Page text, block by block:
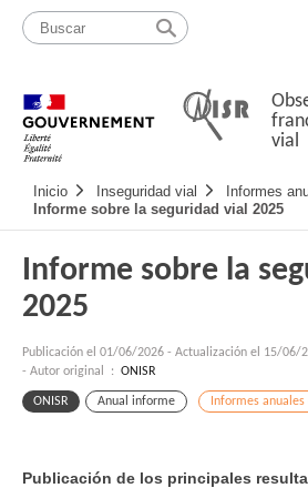
Pasar
contenido
Mapa
web
vial
Navigation
principale
Inicio Inseguridad vial
Informes
Informe sobre la seguridad vial 2025
Informe sobre la
2025
Publicación el 01/06/2026 - Actualización el 15/06/
- Autor original : ONISR
ONISR Anual informe Informes anuales
Publicación de los principales